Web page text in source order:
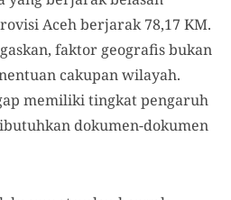
Aceh berjarak 78,17 KM.
faktor geografis bukan
cakupan wilayah.
memiliki tingkat pengaruh
dokumen-dokumen